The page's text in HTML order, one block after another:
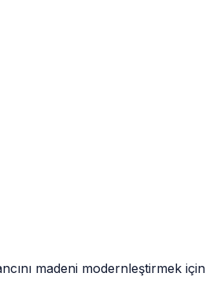
madeni modernleştirmek için